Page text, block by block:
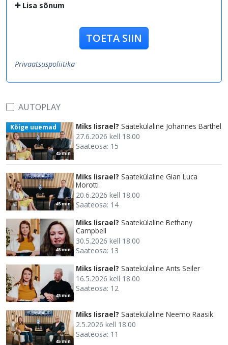
Lisa sõnum
TOETA SIIN
Privaatsuspoliitika
AUTOPLAY
45 min
Kõige uuemad Miks Iisrael? Saatekülaline Johannes Barthel
27.6.2026 kell 18.00
Saateosa: 15
45 min
Miks Iisrael? Saatekülaline Gian Luca
Morotti
20.6.2026 kell 18.00
Saateosa: 14
45 min
Miks Iisrael? Saatekülaline Bethany
Campbell
30.5.2026 kell 18.00
Saateosa: 13
45 min
Miks Iisrael? Saatekülaline Ants Seiler
16.5.2026 kell 18.00
Saateosa: 12
45 min
Miks Iisrael? Saatekülaline Neemo Raasik
2.5.2026 kell 18.00
Saateosa: 11